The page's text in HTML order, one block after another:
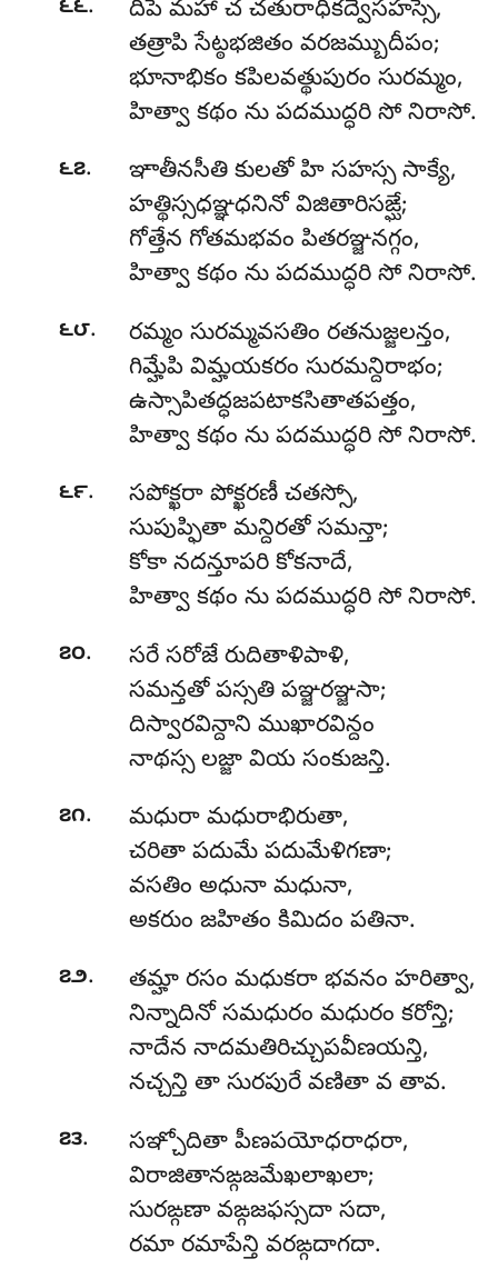
౬౬.
దీపే మహా చ చతురాధికద్వేసహస్సే,
తత్రాపి సేట్ఠభజితం వరజమ్బుదీపం;
భూనాభికం కపిలవత్థుపురం సురమ్మం,
హిత్వా కథం ను పదముద్ధరి సో నిరాసో.
౬౭.
ఞాతీనసీతి కులతో హి సహస్స సాక్యే,
హత్థిస్సధఞ్ఞధనినో విజితారిసఙ్ఘే;
గోత్తేన గోతమభవం పితరఞ్జనగ్గం,
హిత్వా కథం ను పదముద్ధరి సో నిరాసో.
౬౮.
రమ్మం సురమ్మవసతిం రతనుజ్జలన్తం,
గిమ్హేపి విమ్హయకరం సురమన్దిరాభం;
ఉస్సాపితద్ధజపటాకసితాతపత్తం,
హిత్వా కథం ను పదముద్ధరి సో నిరాసో.
౬౯.
సపోక్ఖరా పోక్ఖరణీ చతస్సో,
సుపుప్ఫితా మన్దిరతో సమన్తా;
కోకా నదన్తూపరి కోకనాదే,
హిత్వా కథం ను పదముద్ధరి సో నిరాసో.
౭౦.
సరే సరోజే రుదితాళిపాళి,
సమన్తతో పస్సతి పఞ్జరఞ్జసా;
దిస్వారవిన్దాని ముఖారవిన్దం
నాథస్స లజ్జా వియ సంకుజన్తి.
౭౧.
మధురా మధురాభిరుతా,
చరితా పదుమే పదుమేళిగణా;
వసతిం అధునా మధునా,
అకరుం జహితం కిమిదం పతినా.
౭౨.
తమ్హా రసం మధుకరా భవనం హరిత్వా,
నిన్నాదినో సమధురం మధురం కరోన్తి;
నాదేన నాదమతిరిచ్చుపవీణయన్తి,
నచ్చన్తి తా సురపురే వణితా వ తావ.
౭౩.
సఞ్చోదితా పీణపయోధరాధరా,
విరాజితానఙ్గజమేఖలాఖలా;
సురఙ్గణా వఙ్గజఫస్సదా సదా,
రమా రమాపేన్తి వరఙ్గదాగదా.